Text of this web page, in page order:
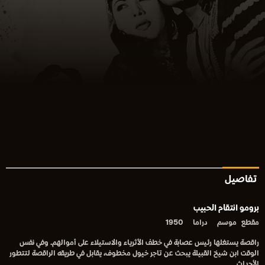
تفاصيل
برومو انتقام الحبيب
مقطع موسم دراما 1950
راقصة يستغلها رئيس عصابة في خطف الأثرياء والاستيلاء على أموالهم. وفي نفس
الوقت ابن شيخ القبيلة يبحث عن تاجر خيول مخطوف، يقابل في طريقه الراقصة لتتطور